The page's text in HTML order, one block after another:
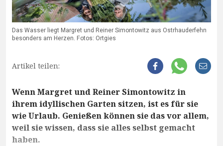
Das Wasser liegt Margret und Reiner Simontowitz aus Ostrhauderfehn
besonders am Herzen. Fotos: Ortgies
Artikel teilen:
Wenn Margret und Reiner Simontowitz in
ihrem idyllischen Garten sitzen, ist es für sie
wie Urlaub. Genießen können sie das vor allem,
weil sie wissen, dass sie alles selbst gemacht
haben.